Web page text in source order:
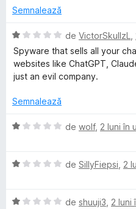
h
-
C
u
s
t
o
s
e
c
1
n
5
t
e
a
(
ă
c
u
1
i
s
l
Semnalează
E
v
a
a
(
c
d
de VictorSkullzL
Spyware that sells all your
websites like ChatGPT,
just an evil company.
Semnalează
E
l
t
de wolf, 2 luni în
E
l
de SillyFiepsi 2
E
de shuuji3 2 luni